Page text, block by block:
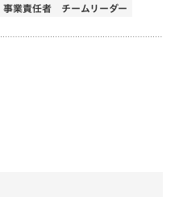
事業責任者 チームリーダー